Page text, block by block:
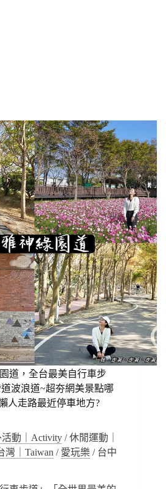
道，全台最美自行車步
波浪道~超夯網美景點哪
人走路最近停車地方?
活動｜Activity /休閒運動｜
灣｜Taiwan / 愛玩樂 / 台中